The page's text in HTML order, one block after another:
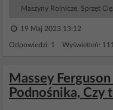
Maszyny Rolnicze, Sprzęt
19 Maj 2023 13:12
Odpowiedzi: 1 Wyświetleń:
Massey
Podnośnika, Czy